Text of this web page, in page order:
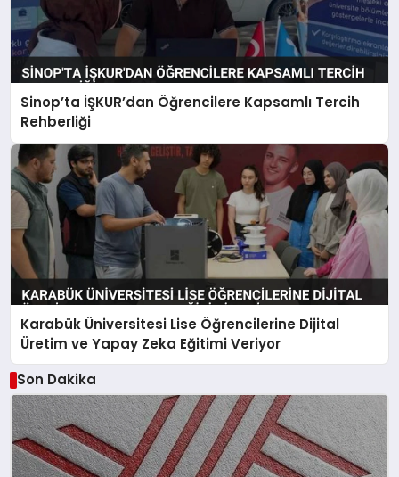
Sinop’ta İŞKUR’dan Öğrencilere Kapsamlı Tercih
Rehberliği
Karabük Üniversitesi Lise Öğrencilerine Dijital
Üretim ve Yapay Zeka Eğitimi Veriyor
Son Dakika